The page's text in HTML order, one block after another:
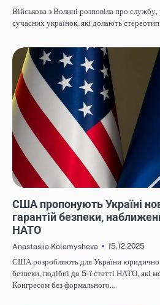
Військова з Волині розповіла про
сучасних українок, які долають
США пропонують Україні
гарантій безпеки,
НАТО
Anastasiia Kolomysheva
15.12.2025
США розробляють для України юридично
безпеки, подібні до 5-ї статті НАТО, які
Конгресом без формального…